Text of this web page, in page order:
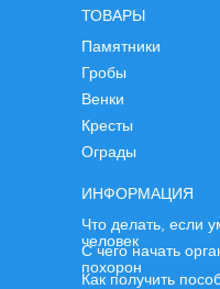
ТОВАРЫ
ИНФОРМАЦИЯ
Памятники
Гробы
Венки
Кресты
Ограды
Что делать, если
человек
С чего начать
похорон
Как получить